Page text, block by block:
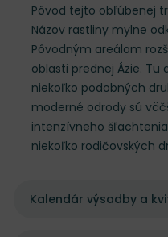
Pôvod tejto obľúbenej
Názov rastliny mylne
Pôvodným areálom
oblasti prednej Ázie. Tu
niekoľko podobných
moderné odrody sú
intenzívneho
niekoľko rodičovských
Kalendár výsadby a